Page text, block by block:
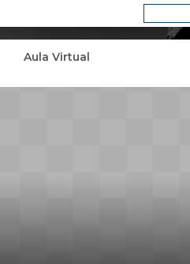
Aula Virtual